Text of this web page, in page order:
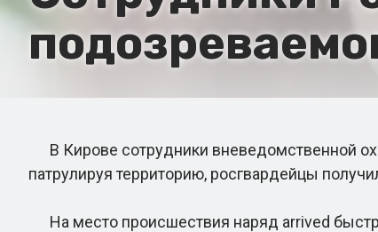
В Кирове сотрудники вневедомственной
патрулируя территорию, росгвардейцы
На место происшествия наряд arrived